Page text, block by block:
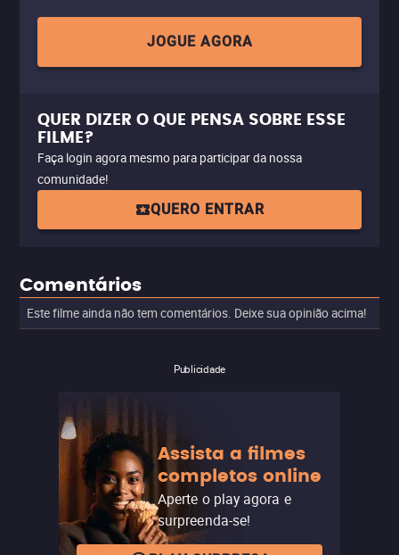
JOGUE AGORA
QUER DIZER O QUE PENSA SOBRE ESSE
FILME?
Faça login agora mesmo para participar da nossa
comunidade!
QUERO ENTRAR
Comentários
Este filme ainda não tem comentários. Deixe sua opinião acima!
Publicidade
Assista a filmes
completos online
Aperte o play agora e
surpreenda-se!